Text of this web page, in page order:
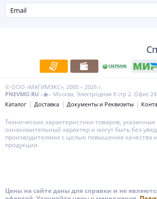
© ООО «МАГИМЭКС», 2000 – 2026 г.
PNEVMO.RU –◉– Москва, Электродная 8 стр 2. Офис
Каталог
Доставка Документы и Реквизиты
Технические характеристики товаров,
ознакомительный характер и могут быть без
производителями с целью повышения качества
продукции.
Цены на сайте даны для справки и не